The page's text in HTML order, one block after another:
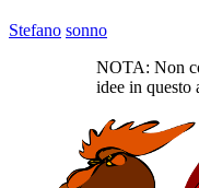
Stefano sonno
NOTA: Non
idee in questo